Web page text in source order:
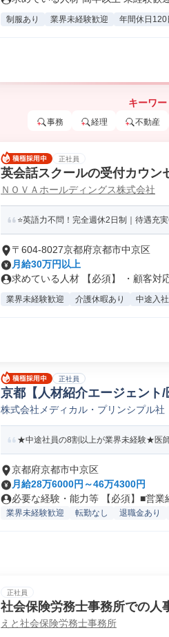
制服あり 業界未経験歓迎 年間休日120
キーワー
事務 経理 不動産
正社員
英会話スクールの受付カウン
ＮＯＶＡホールディングス株式会社
⭐英語力不問！完全週休2日制｜待遇充
〒604-8027京都府京都市中京区
月給30万円以上
求めている人材 【必須】 ・顧客対
業界未経験歓迎 介護休暇あり 中途入
正社員
京都【人材紹介エージェント
人材/アウトソーシング法人営
株式会社メディカル・プリンシプル社
★中途社員の8割以上が業界未経験★医
京都府京都市中京区
月給28万6000円～46万4300円
必要な経験・能力等 【必須】■営業
業界未経験歓迎 転勤なし 退職金あり
正社員
社会保険労務士事務所での人
えと社会保険労務士事務所